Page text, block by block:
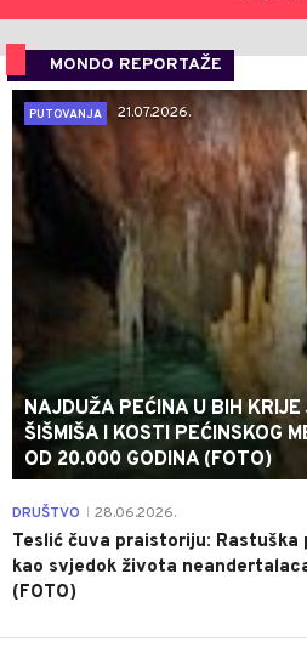
MONDO REPORTAŽE
PUTOVANJA
21.07.2026.
NAJDUŽA PEĆINA U BIH
ŠIŠMIŠA I KOSTI PEĆINSKOG
OD 20.000 GODINA (FOTO)
DRUŠTVO 28.06.2026.
Teslić čuva praistoriju: Rastuška
kao svjedok života
(FOTO)